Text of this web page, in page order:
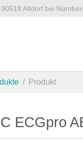
Altdorf bei
Produkt
ECGpro